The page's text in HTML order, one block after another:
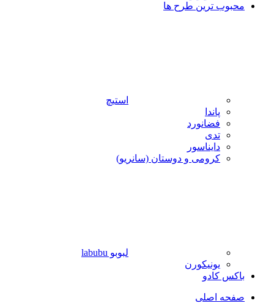
محبوب ترین طرح ها
استیچ
پاندا
فضانورد
تدی
دایناسور
کرومی و دوستان (سانریو)
لبوبو labubu
یونیکورن
باکس کادو
صفحه اصلی